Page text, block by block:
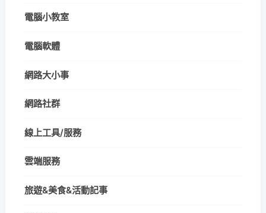
電腦小教室
電腦軟體
網路大小事
網路社群
線上工具/服務
雲端服務
旅遊&美食&活動記事